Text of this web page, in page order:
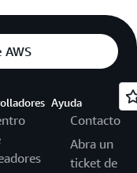
Ayuda
Contacto
Abra un
ticket de